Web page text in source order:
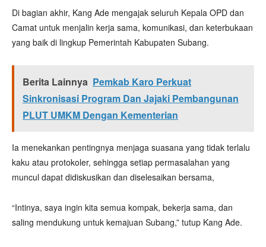
Di bagian akhir, Kang Ade mengajak seluruh Kepala OPD dan
Camat untuk menjalin kerja sama, komunikasi, dan keterbukaan
yang baik di lingkup Pemerintah Kabupaten Subang.
Berita Lainnya Pemkab Karo Perkuat
Sinkronisasi Program Dan Jajaki Pembangunan
PLUT UMKM Dengan Kementerian
Ia menekankan pentingnya menjaga suasana yang tidak terlalu
kaku atau protokoler, sehingga setiap permasalahan yang
muncul dapat didiskusikan dan diselesaikan bersama,
“Intinya, saya ingin kita semua kompak, bekerja sama, dan
saling mendukung untuk kemajuan Subang,” tutup Kang Ade.